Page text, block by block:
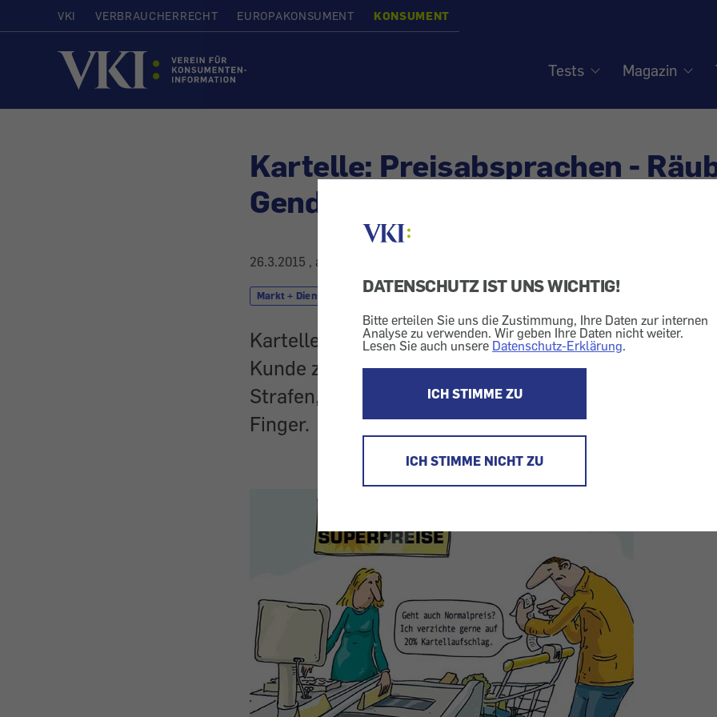
DATENSCHUTZ IST UNS WICHTIG!
Bitte erteilen Sie uns die Zustimmung, Ihre Daten zur internen
Analyse zu verwenden. Wir geben Ihre Daten nicht weiter.
Lesen Sie auch unsere Datenschutz-Erklärung.
ICH STIMME ZU
ICH STIMME NICHT ZU
VKI VERBRAUCHERRECHT EUROPAKONSUMENT KONSUMENT
Startseite
Tests Magazin
Kartelle: Preisabsprachen -
Gendarm
26.3.2015 , aktualisiert am
Markt + Dienstleistung Preis Geld + Recht Kartell Kriminalität
Kartelle: Unternehmen sprechen höhere Preise ab
Kunde zahlt. Zwar erkämpft die
Strafen, der kleine Konsument schaut aber
Finger.